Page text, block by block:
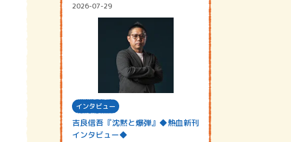
2026-07-29
インタビュー
吉良信吾『沈黙と爆弾』◆熱血新刊
インタビュー◆